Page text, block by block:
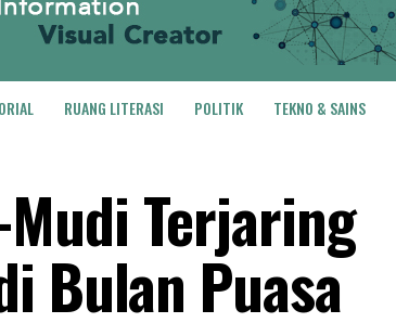
RUANG LITERASI POLITIK TEKNO & SAINS
Terjaring
Bulan Puasa